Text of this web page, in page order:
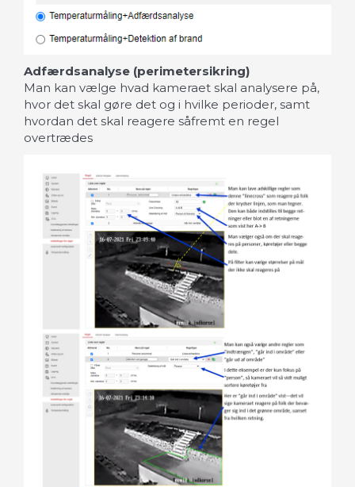
Adfærdsanalyse (perimetersikring)
Man kan vælge hvad kameraet skal analysere på,
hvor det skal gøre det og i hvilke perioder, samt
hvordan det skal reagere såfremt en regel
overtrædes